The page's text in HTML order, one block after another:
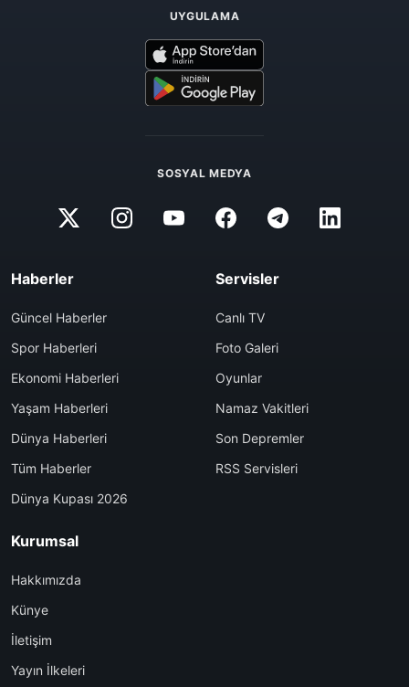
UYGULAMA
SOSYAL MEDYA
Haberler
Güncel Haberler
Spor Haberleri
Ekonomi Haberleri
Yaşam Haberleri
Dünya Haberleri
Tüm Haberler
Dünya Kupası 2026
Servisler
Canlı TV
Foto Galeri
Oyunlar
Namaz Vakitleri
Son Depremler
RSS Servisleri
Kurumsal
Hakkımızda
Künye
İletişim
Yayın İlkeleri